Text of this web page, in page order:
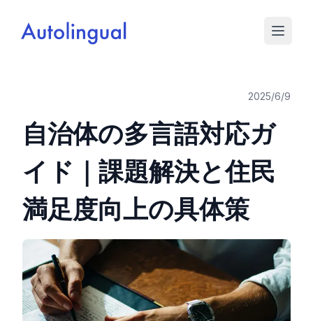
2025/6/9
自治体の多言語対応ガ
イド｜課題解決と住民
満足度向上の具体策